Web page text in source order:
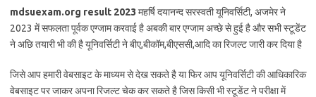
mdsuexam.org result 2023 महर्षि दयानन्द सरस्वती यूनिवर्सिटी, अजमेर ने
2023 में सफलता पूर्वक एग्जाम करवाई है अबकी बार एग्जाम अच्छे से हुई है और सभी स्टूडेंट
ने अछि तयारी भी की है यूनिवर्सिटी ने बीए,बीकॉम,बीएससी,आदि का रिजल्ट जारी कर दिया है
जिसे आप हमारी वेबसाइट के माध्यम से देख सकते है या फिर आप यूनिवर्सिटी की आधिकारिक
वेबसाइट पर जाकर अपना रिजल्ट चेक कर सकते है जिस किसी भी स्टूडेंट ने परीक्षा में